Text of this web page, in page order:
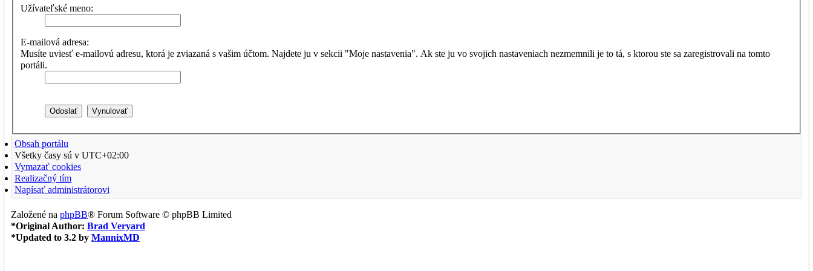
Užívateľské meno:
E-mailová adresa:
Musíte uviesť e-mailovú adresu, ktorá je zviazaná s vašim účtom. Najdete ju v sekcii "Moje nastavenia". Ak ste ju vo svojich nastaveniach nezmemnili je to tá, s ktorou ste sa zaregistrovali na tomto
portáli.
Obsah portálu
Všetky časy sú v UTC+02:00
Vymazať cookies
Realizačný tím
Napísať administrátorovi
Založené na phpBB® Forum Software © phpBB Limited
*Original Author: Brad Veryard
*Updated to 3.2 by MannixMD